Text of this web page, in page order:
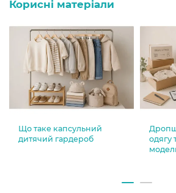
Корисні матеріали
Що таке капсульний
дитячий гардероб
одягу